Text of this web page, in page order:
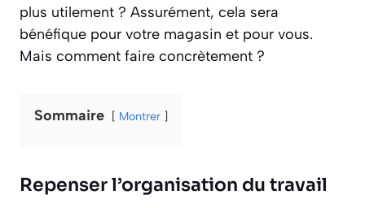
plus utilement ? Assurément, cela sera
bénéfique pour votre magasin et pour vous.
Mais comment faire concrètement ?
Sommaire Montrer
Repenser l’organisation du travail